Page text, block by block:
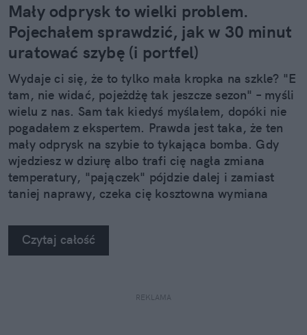
Mały odprysk to wielki problem.
Pojechałem sprawdzić, jak w 30 minut
uratować szybę (i portfel)
Wydaje ci się, że to tylko mała kropka na szkle? "E
tam, nie widać, pojeżdżę tak jeszcze sezon" – myśli
wielu z nas. Sam tak kiedyś myślałem, dopóki nie
pogadałem z ekspertem. Prawda jest taka, że ten
mały odprysk na szybie to tykająca bomba. Gdy
wjedziesz w dziurę albo trafi cię nagła zmiana
temperatury, "pajączek" pójdzie dalej i zamiast
taniej naprawy, czeka cię kosztowna wymiana
na własne oczy zobaczyć, jak profesjonaliści radzą
sobie z takimi uszkodzeniami.
Czytaj całość
REKLAMA